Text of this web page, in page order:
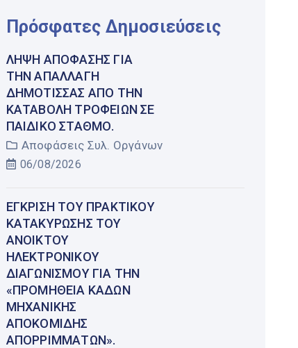
Πρόσφατες Δημοσιεύσεις
ΛΉΨΗ ΑΠΌΦΑΣΗΣ ΓΙΑ
ΤΗΝ ΑΠΑΛΛΑΓΉ
ΔΗΜΌΤΙΣΣΑΣ ΑΠΌ ΤΗΝ
ΚΑΤΑΒΟΛΉ ΤΡΟΦΕΊΩΝ ΣΕ
ΠΑΙΔΙΚΌ ΣΤΑΘΜΌ.
Αποφάσεις Συλ. Οργάνων
06/08/2026
ΈΓΚΡΙΣΗ ΤΟΥ ΠΡΑΚΤΙΚΟΎ
ΚΑΤΑΚΎΡΩΣΗΣ ΤΟΥ
ΑΝΟΙΚΤΟΎ
ΗΛΕΚΤΡΟΝΙΚΟΎ
ΔΙΑΓΩΝΙΣΜΟΎ ΓΙΑ ΤΗΝ
«ΠΡΟΜΉΘΕΙΑ ΚΆΔΩΝ
ΜΗΧΑΝΙΚΉΣ
ΑΠΟΚΟΜΙΔΉΣ
ΑΠΟΡΡΙΜΜΆΤΩΝ».